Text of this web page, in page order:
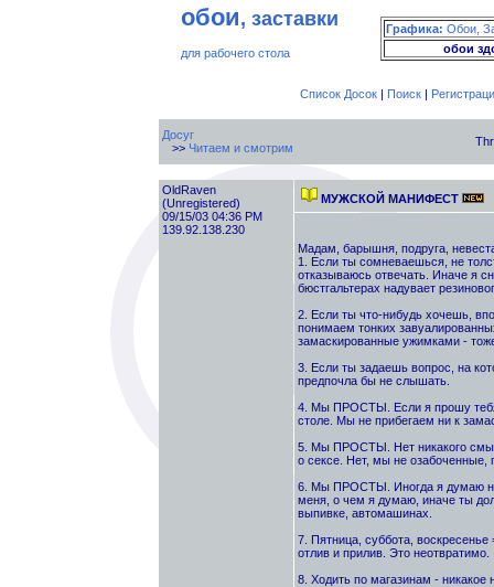
обои, заставки
для рабочего стола
Графика: Обои,
обои
Список Досок| Поиск|
Досуг
>> Читаем и смотрим
OldRaven
(Unregistered)
09/15/03 04:36 PM
139.92.138.230
МУЖСКОЙ МАНИФЕСТ
Мадам, барышня, подруга,
1. Если ты сомневаешься, не
отказываюсь отвечать. Иначе я
бюстгальтерах надувает
2. Если ты что-нибудь хочешь,
понимаем тонких
замаскированные ужимками -
3. Если ты задаешь вопрос, на
предпочла бы не слышать.
4. Мы ПРОСТЫ. Если я прошу тебя
столе. Мы не прибегаем ни к
5. Мы ПРОСТЫ. Нет никакого
о сексе. Нет, мы не озабоченные,
6. Мы ПРОСТЫ. Иногда я думаю не
меня, о чем я думаю, иначе ты
выпивке, автомашинах.
7. Пятница, суббота,
отлив и прилив. Это неотвратимо.
8. Ходить по магазинам - никакое